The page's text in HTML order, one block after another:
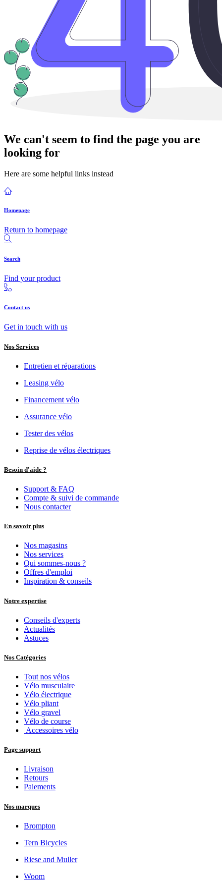
We can't seem to find the page you are
looking for
Here are some helpful links instead
Homepage
Return to homepage
Search
Find your product
Contact us
Get in touch with us
Nos Services
Entretien et réparations
Leasing vélo
Financement vélo
Assurance vélo
Tester des vélos
Reprise de vélos électriques
Besoin d'aide ?
Support & FAQ
Compte & suivi de commande
Nous contacter
En savoir plus
Nos magasins
Nos services
Qui sommes-nous ?
Offres d'emploi
Inspiration & conseils
Notre expertise
Conseils d'experts
Actualités
Astuces
Nos Catégories
Tout nos vélos
Vélo musculaire
Vélo électrique
Vélo pliant
Vélo gravel
Vélo de course
Accessoires vélo
Page support
Livraison
Retours
Paiements
Nos marques
Brompton
Tern Bicycles
Riese and Muller
Woom